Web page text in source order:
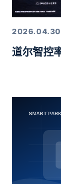
2026.04.30
道尔智控